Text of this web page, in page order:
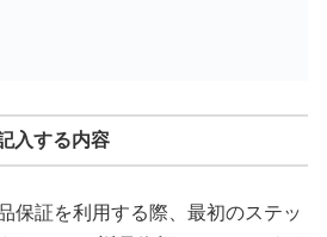
入する内容
保証を利用する際、最初のステッ